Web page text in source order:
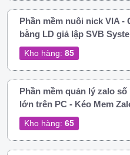
Phần mềm nuôi nick VIA -
bằng LD giả lập SVB
Kho hàng: 85
Phần mềm quản lý zalo
lớn trên PC - Kéo Mem
Kho hàng: 65